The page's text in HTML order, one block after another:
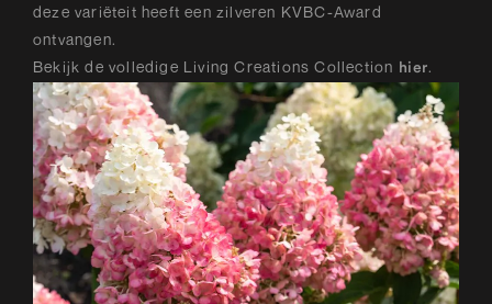
deze variëteit heeft een zilveren KVBC-Award
ontvangen.
Bekijk de volledige Living Creations Collection hier.